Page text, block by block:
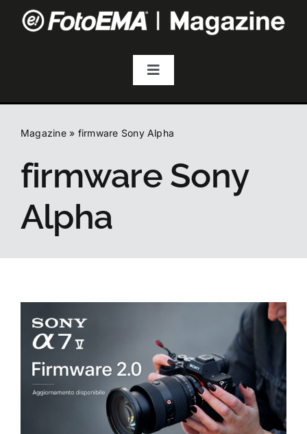
Toggle
Fotografia
La foto del mese
Guide
Magazine» firmware Sony Alpha
firmware Sony
Alpha